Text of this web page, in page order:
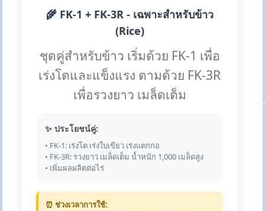
🌾 FK-1 + FK-3R - เฉพาะสำหรับข้าว
(Rice)
ชุดคู่สำหรับข้าว เริ่มด้วย FK-1 เพื่อ
เร่งโตและแข็งแรง ตามด้วย FK-3R
เพื่อรวงยาว เมล็ดเต็ม
✨ ประโยชน์คู่:
• FK-1: เร่งโต เร่งใบเขียว เร่งแตกกอ
• FK-3R: รวงยาว เมล็ดเต็ม น้ำหนัก 1,000 เมล็ดสูง
• เพิ่มผลผลิตต่อไร่
⏰ ช่วงเวลาการใช้: